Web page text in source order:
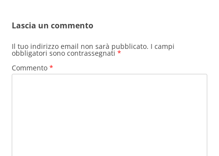
Lascia un commento
Il tuo indirizzo email non sarà pubblicato. I campi
obbligatori sono contrassegnati *
Commento *